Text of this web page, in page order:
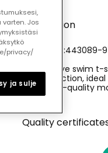
Description
Long sleeve swim t-
sun protection,
from high-quality
freshness during
and modern touch.
Quality
Jos
privacy/
ja sulje